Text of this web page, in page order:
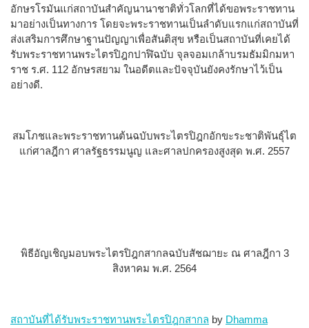
อักษร​โรมัน​​แก่​สถาบัน​สำคัญ​นานาชาติ​ทั่ว​โลก​ที่​ได้​ขอ​พระราชทาน​
มา​อย่าง​เป็น​ทางการ​ ​โดย​จะ​พระราชทาน​เป็น​ลำดับ​แรก​แก่​สถาบัน​ที่​
ส่ง​เสริม​การ​ศึกษา​ฐาน​ปัญญา​เพื่อ​สันติสุข​ ​หรือ​เป็น​สถาบัน​ที่​เคย​ได้​
รับ​พระราชทาน​พระ​ไตร​ปิฎก​ปาฬิ​ฉบับ ​จุลจอม​เก​ล้า​บรม​ธัม​มิ​กม​หา​
ราช​ ​ร​.​ศ​.​ ​112​ ​อักษร​สยาม​ ​ใน​อดีต​และ​ปัจจุบัน​ยัง​คง​รักษา​ไว้​เป็น​
อย่าง​ดี​.​
สมโภชและพระราชทานต้นฉบับพระไตรปิฎกอักขะระชาติพันธุ์ไต
แก่ศาลฎีกา ศาลรัฐธรรมนูญ และศาลปกครองสูงสุด พ.ศ. 2557
พิธีอัญเชิญมอบพระไตรปิฎกสากลฉบับสัชฌายะ ณ ศาลฎีกา 3
สิงหาคม พ.ศ. 2564
สถาบันที่ได้รับพระราชทานพระไตรปิฎกสากล by Dhamma